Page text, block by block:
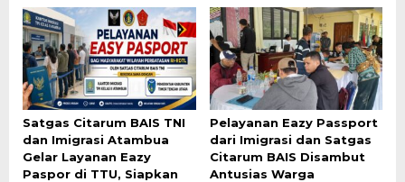
Satgas Citarum BAIS TNI
dan Imigrasi Atambua
Gelar Layanan Eazy
Paspor di TTU, Siapkan
Pelayanan Eazy Passport
dari Imigrasi dan Satgas
Citarum BAIS Disambut
Antusias Warga